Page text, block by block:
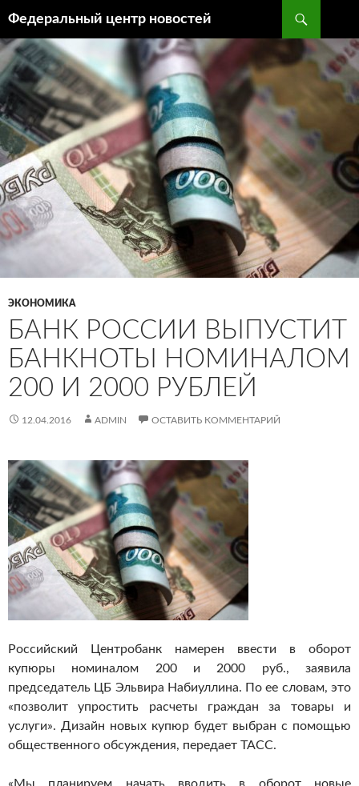
Федеральный центр новостей
К
СОДЕРЖИМОМУ
ЭКОНОМИКА
БАНК РОССИИ ВЫПУСТИТ
БАНКНОТЫ НОМИНАЛОМ
200 И 2000 РУБЛЕЙ
12.04.2016 ADMIN ОСТАВИТЬ КОММЕНТАРИЙ
Российский Центробанк намерен ввести в оборот
купюры номиналом 200 и 2000 руб., заявила
председатель ЦБ Эльвира Набиуллина. По ее словам, это
«позволит упростить расчеты граждан за товары и
услуги». Дизайн новых купюр будет выбран с помощью
общественного обсуждения, передает ТАСС.